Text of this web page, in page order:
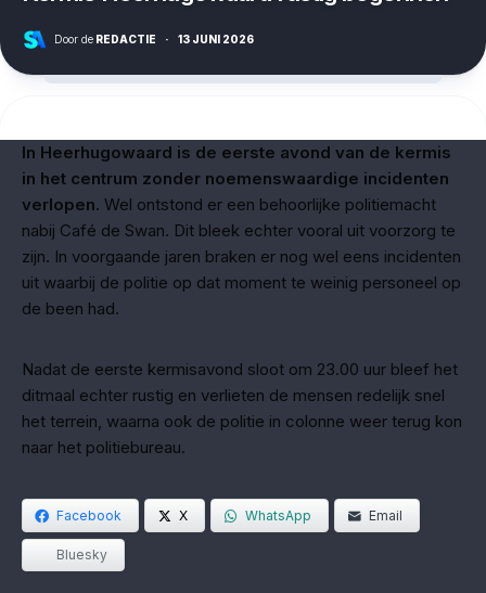
Door de REDACTIE · 13 JUNI 2026
In Heerhugowaard is de eerste avond van de kermis
in het centrum zonder noemenswaardige incidenten
verlopen. Wel ontstond er een behoorlijke politiemacht
nabij Café de Swan. Dit bleek echter vooral uit voorzorg te
zijn. In voorgaande jaren braken er nog wel eens incidenten
uit waarbij de politie op dat moment te weinig personeel op
de been had.
Nadat de eerste kermisavond sloot om 23.00 uur bleef het
ditmaal echter rustig en verlieten de mensen redelijk snel
het terrein, waarna ook de politie in colonne weer terug kon
naar het politiebureau.
Facebook X WhatsApp Email
Bluesky